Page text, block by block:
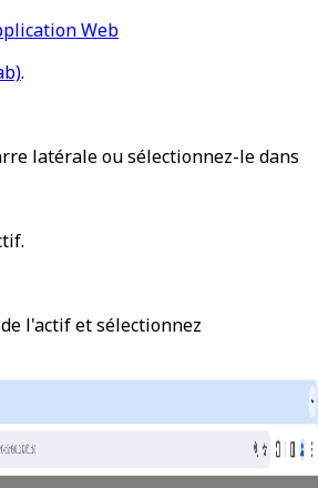
Web
.
latérale ou sélectionnez-le dans
l'actif et sélectionnez